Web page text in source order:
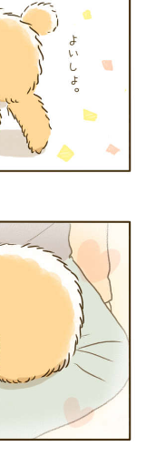
閉じる
をフォロー
みの方
する